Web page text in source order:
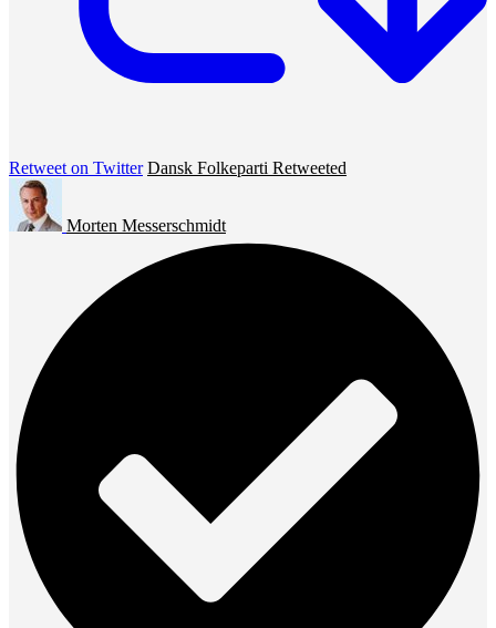
Retweet on Twitter Dansk Folkeparti Retweeted
Morten Messerschmidt